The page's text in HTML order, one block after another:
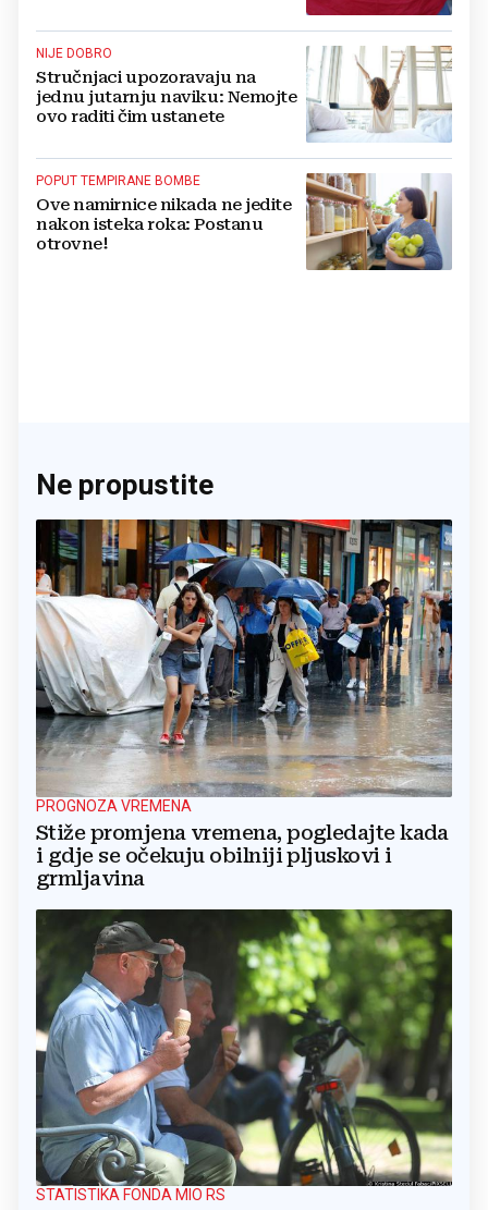
NIJE DOBRO
Stručnjaci upozoravaju na
jednu jutarnju naviku: Nemojte
ovo raditi čim ustanete
POPUT TEMPIRANE BOMBE
Ove namirnice nikada ne jedite
nakon isteka roka: Postanu
otrovne!
Ne propustite
PROGNOZA VREMENA
Stiže promjena vremena, pogledajte kada
i gdje se očekuju obilniji pljuskovi i
grmljavina
STATISTIKA FONDA MIO RS